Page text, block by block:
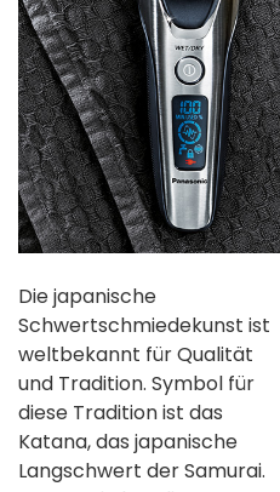
Die japanische
Schwertschmiedekunst ist
weltbekannt für Qualität
und Tradition. Symbol für
diese Tradition ist das
Katana, das japanische
Langschwert der Samurai.